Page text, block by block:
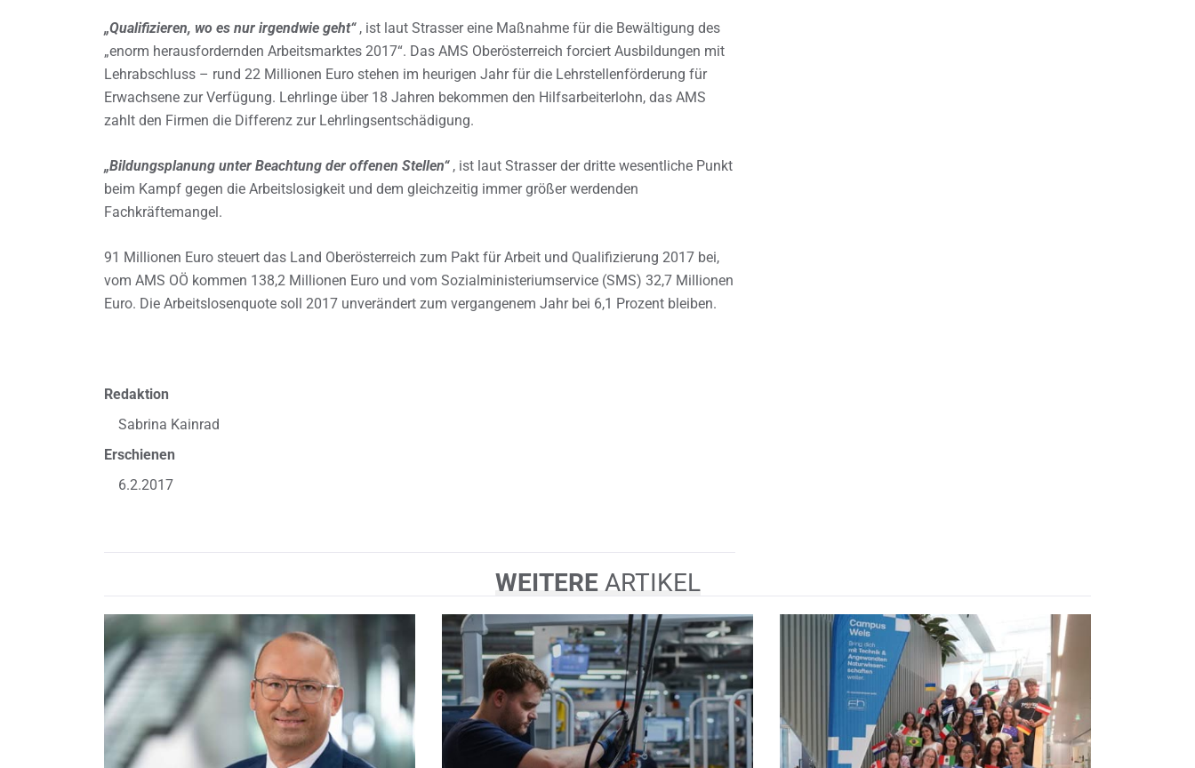
„Qualifizieren, wo es nur irgendwie geht“, ist laut Strasser eine Maßnahme für die Bewältigung des
„enorm herausfordernden Arbeitsmarktes 2017“. Das AMS Oberösterreich forciert Ausbildungen mit
Lehrabschluss – rund 22 Millionen Euro stehen im heurigen Jahr für die Lehrstellenförderung für
Erwachsene zur Verfügung. Lehrlinge über 18 Jahren bekommen den Hilfsarbeiterlohn, das AMS
zahlt den Firmen die Differenz zur Lehrlingsentschädigung.
„Bildungsplanung unter Beachtung der offenen Stellen“, ist laut Strasser der dritte wesentliche Punkt
beim Kampf gegen die Arbeitslosigkeit und dem gleichzeitig immer größer werdenden
Fachkräftemangel.
91 Millionen Euro steuert das Land Oberösterreich zum Pakt für Arbeit und Qualifizierung 2017 bei,
vom AMS OÖ kommen 138,2 Millionen Euro und vom Sozialministeriumservice (SMS) 32,7 Millionen
Euro. Die Arbeitslosenquote soll 2017 unverändert zum vergangenem Jahr bei 6,1 Prozent bleiben.
Redaktion
Sabrina Kainrad
Erschienen
6.2.2017
WEITERE ARTIKEL